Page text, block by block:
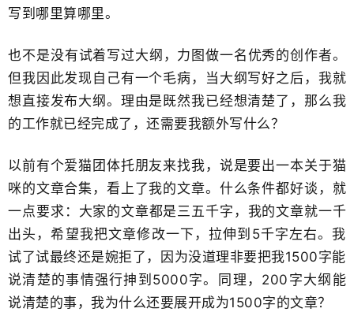
写到哪里算哪里。
​也不是没有试着写过大纲，力图做一名优秀的创作者。
但我因此发现自己有一个毛病，当大纲写好之后，我就
想直接发布大纲。理由是既然我已经想清楚了，那么我
的工作就已经完成了，还需要我额外写什么？
以前有个爱猫团体托朋友来找我，说是要出一本关于猫
咪的文章合集，看上了我的文章。什么条件都好谈，就
一点要求​：大家的文章都是三五千字，我的文章就一千
出头，希望我把文章修改一下，拉伸到​5千字左右。我
试了试最终还是婉拒了，因为没道理​非要把我1500字能
说清楚的事情强行抻到5000字。​同理，200字大纲能
说清楚的事，我为什么还要展开成为1500字的文章？